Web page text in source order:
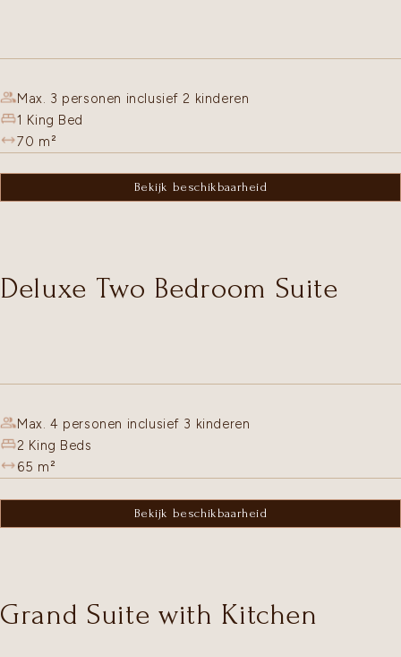
Max. 3 personen inclusief 2 kinderen
1 King Bed
70 m²
Bekijk beschikbaarheid
Deluxe Two Bedroom Suite
Max. 4 personen inclusief 3 kinderen
2 King Beds
65 m²
Bekijk beschikbaarheid
Grand Suite with Kitchen